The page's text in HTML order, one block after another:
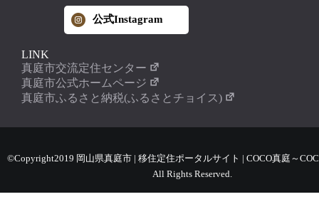
公式Instagram
LINK
真庭市交流定住センター
真庭市公式ホームページ
真庭市ふるさと納税(ふるさとチョイス)
©Copyright2019 岡山県真庭市 | 移住定住ポータルサイト | COCO真庭～
All Rights Reserved.